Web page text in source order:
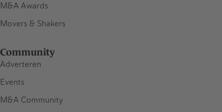
M&A Awards
Movers & Shakers
Community
Adverteren
Events
M&A Community